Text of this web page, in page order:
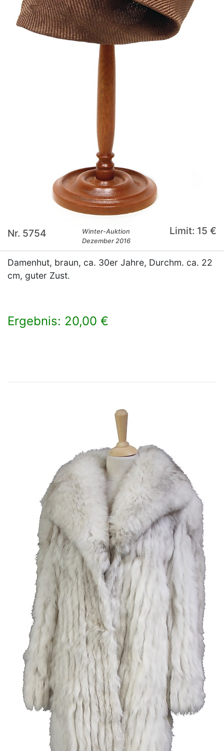
Nr. 5754
Winter-Auktion
Dezember 2016
Limit: 15 €
Damenhut, braun, ca. 30er Jahre, Durchm. ca. 22
cm, guter Zust.
Ergebnis: 20,00 €